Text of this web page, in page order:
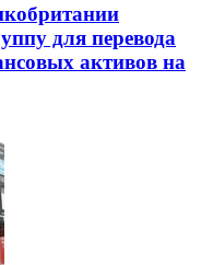
для перевода
активов на